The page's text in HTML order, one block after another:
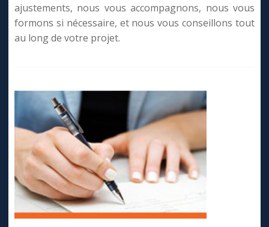
ajustements, nous vous accompagnons, nous vous
formons si nécessaire, et nous vous conseillons tout
au long de votre projet.